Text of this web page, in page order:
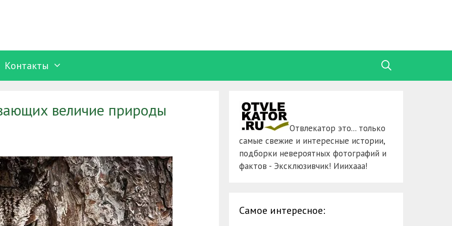
Контакты
величие природы
Отвлекатор это... только
самые свежие и интересные истории,
подборки невероятных фотографий и
фактов - Эксклюзивчик! Ииихааа!
Самое интересное: